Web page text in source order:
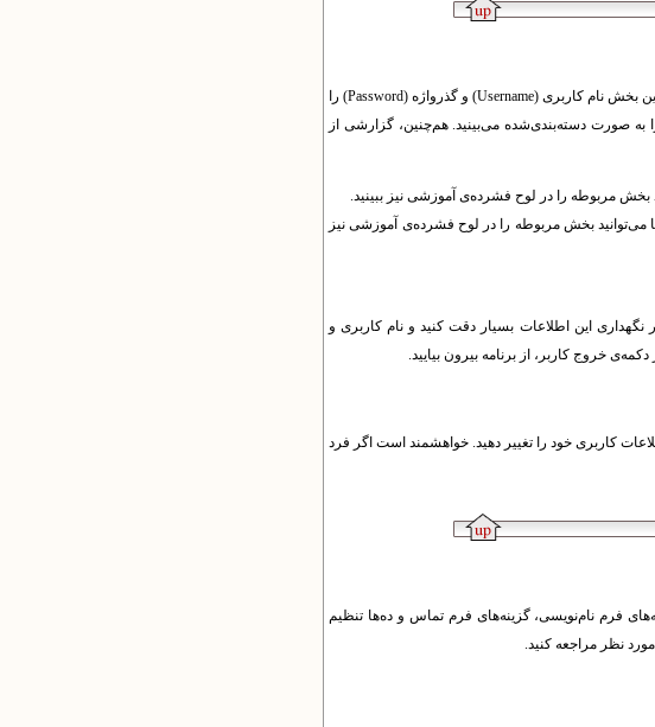
بخش نام کاربری (Username) و گذرواژه (Password) را
به صورت دسته‌بندی‌شده می‌بینید. هم‌چنین، گزارشی از
بخش مربوطه را در لوح فشرده‌ی آموزشی نیز ببینید.
می‌توانید بخش مربوطه را در لوح فشرده‌ی آموزشی نیز
نگهداری این اطلاعات بسیار دقت کنید و نام کاربری و
خروج کاربر، از برنامه بیرون بیایید.
کاربری خود را تغییر دهید. خواهشمند است اگر فرد
فرم نام‌نویسی، گزینه‌های فرم تماس و ده‌ها تنظیم
نظر مراجعه کنید.